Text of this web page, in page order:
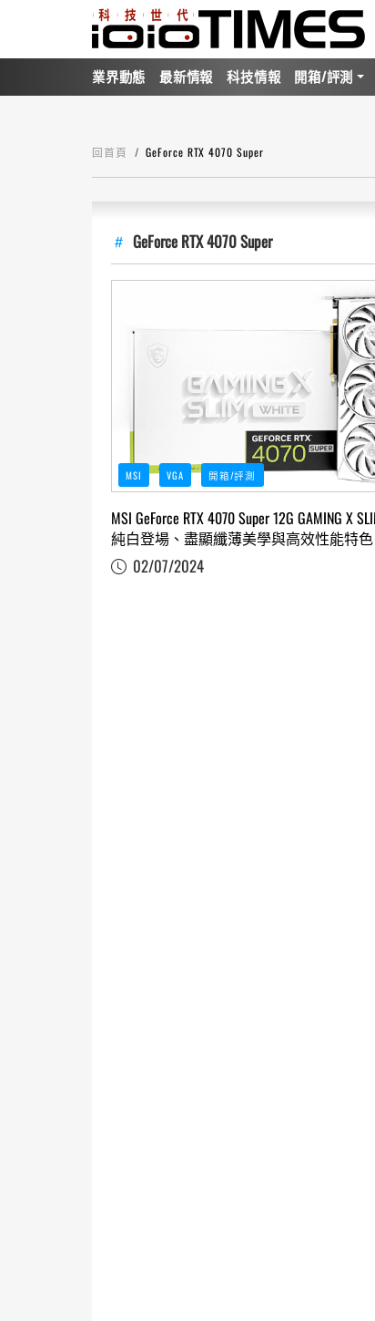
業界動態 最新情報 科技情報 開箱/評測
回首頁 GeForce RTX 4070 Super
GeForce RTX 4070 Super
MSI VGA 開箱/評測
MSI GeForce RTX 4070 Super 12G GAMING X
純白登場、盡顯纖薄美學與高效性能特色
02/07/2024